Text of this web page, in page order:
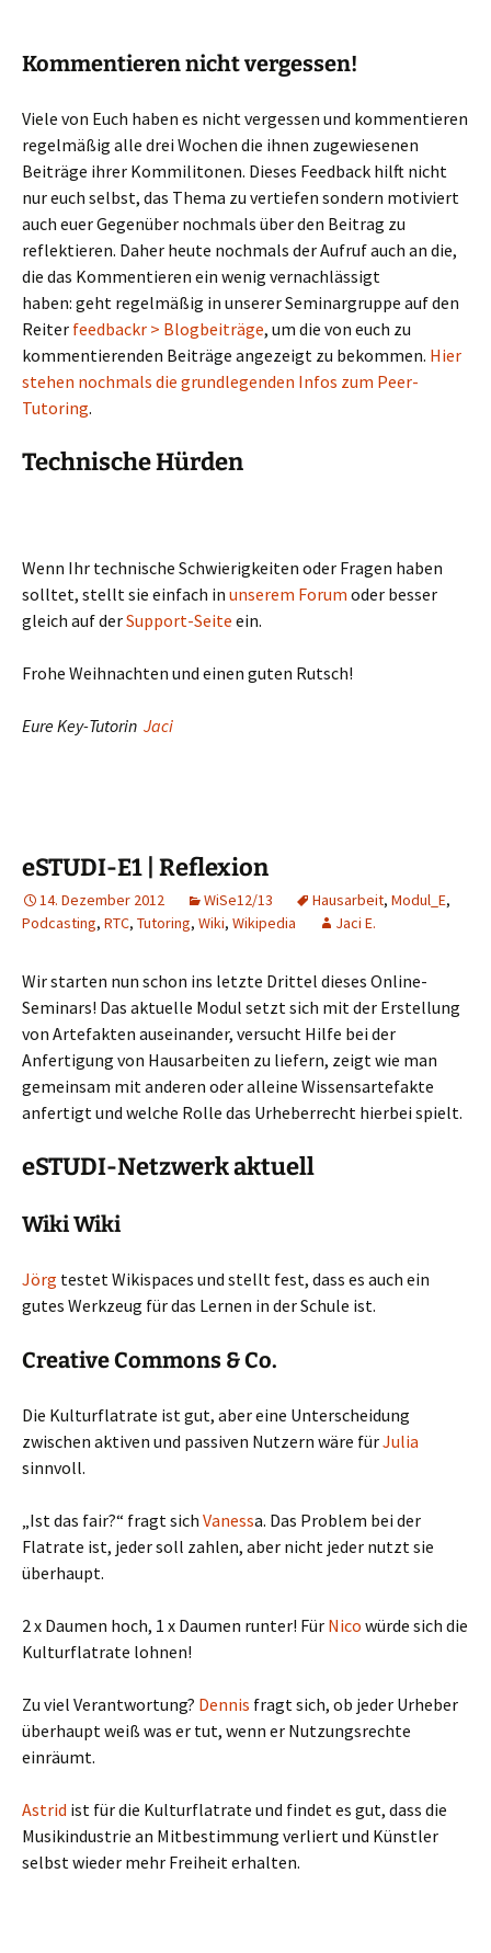
Kommentieren nicht vergessen!
Viele von Euch haben es nicht vergessen und kommentieren
regelmäßig alle drei Wochen die ihnen zugewiesenen
Beiträge ihrer Kommilitonen. Dieses Feedback hilft nicht
nur euch selbst, das Thema zu vertiefen sondern motiviert
auch euer Gegenüber nochmals über den Beitrag zu
reflektieren. Daher heute nochmals der Aufruf auch an die,
die das Kommentieren ein wenig vernachlässigt
haben: geht regelmäßig in unserer Seminargruppe auf den
Reiter feedbackr > Blogbeiträge, um die von euch zu
kommentierenden Beiträge angezeigt zu bekommen. Hier
stehen nochmals die grundlegenden Infos zum Peer-
Tutoring.
Technische Hürden
Wenn Ihr technische Schwierigkeiten oder Fragen haben
solltet, stellt sie einfach in unserem Forum oder besser
gleich auf derSupport-Seite ein.
Frohe Weihnachten und einen guten Rutsch!
Eure Key-Tutorin Jaci
eSTUDI-E1 | Reflexion
14. Dezember 2012 WiSe12/13 Hausarbeit, Modul_E,
Podcasting, RTC, Tutoring, Wiki, Wikipedia Jaci E.
Wir starten nun schon ins letzte Drittel dieses Online-
Seminars! Das aktuelle Modul setzt sich mit der Erstellung
von Artefakten auseinander, versucht Hilfe bei der
Anfertigung von Hausarbeiten zu liefern, zeigt wie man
gemeinsam mit anderen oder alleine Wissensartefakte
anfertigt und welche Rolle das Urheberrecht hierbei spielt.
eSTUDI-Netzwerk aktuell
Wiki Wiki
Jörg testet Wikispaces und stellt fest, dass es auch ein
gutes Werkzeug für das Lernen in der Schule ist.
Creative Commons & Co.
Die Kulturflatrate ist gut, aber eine Unterscheidung
zwischen aktiven und passiven Nutzern wäre fürJulia
sinnvoll.
„Ist das fair?“ fragt sich Vanessa. Das Problem bei der
Flatrate ist, jeder soll zahlen, aber nicht jeder nutzt sie
überhaupt.
2 x Daumen hoch, 1 x Daumen runter! Für Nico würde sich die
Kulturflatrate lohnen!
Zu viel Verantwortung? Dennis fragt sich, ob jeder Urheber
überhaupt weiß was er tut, wenn er Nutzungsrechte
einräumt.
Astrid ist für die Kulturflatrate und findet es gut, dass die
Musikindustrie an Mitbestimmung verliert und Künstler
selbst wieder mehr Freiheit erhalten.